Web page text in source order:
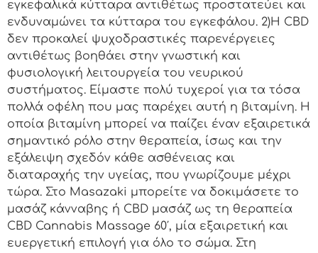
εγκεφαλικά κύτταρα αντιθέτως προστατεύει και
ενδυναμώνει τα κύτταρα του εγκεφάλου. 2)Η CBD
δεν προκαλεί ψυχοδραστικές παρενέργειες
αντιθέτως βοηθάει στην γνωστική και
φυσιολογική λειτουργεία του νευρικού
συστήματος. Είμαστε πολύ τυχεροί για τα τόσα
πολλά οφέλη που μας παρέχει αυτή η βιταμίνη. Η
οποία βιταμίνη μπορεί να παίζει έναν εξαιρετικά
σημαντικό ρόλο στην θεραπεία, ίσως και την
εξάλειψη σχεδόν κάθε ασθένειας και
διαταραχής την υγείας, που γνωρίζουμε μέχρι
τώρα. Στο Masazaki μπορείτε να δοκιμάσετε το
μασάζ κάνναβης ή CBD μασάζ ως τη θεραπεία
CBD Cannabis Massage 60′, μία εξαιρετική και
ευεργετική επιλογή για όλο το σώμα. Στη